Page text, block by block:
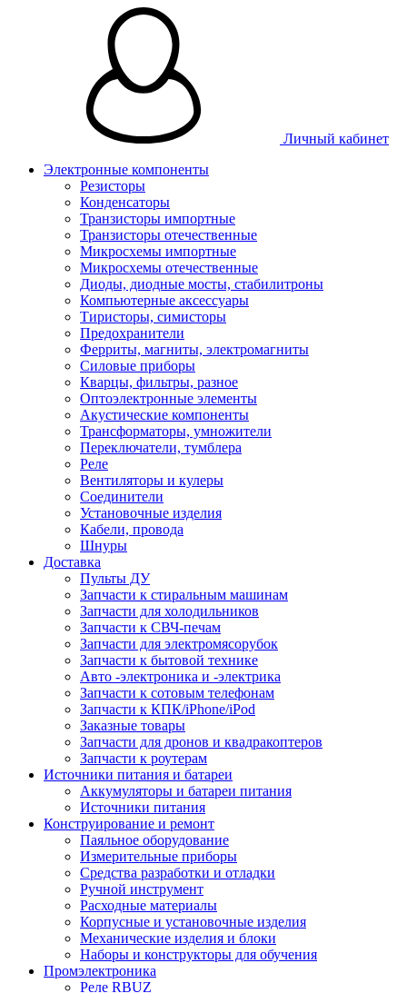
Личный кабинет
Электронные компоненты
Резисторы
Конденсаторы
Транзисторы импортные
Транзисторы отечественные
Микросхемы импортные
Микросхемы отечественные
Диоды, диодные мосты, стабилитроны
Компьютерные аксессуары
Тиристоры, симисторы
Предохранители
Ферриты, магниты, электромагниты
Силовые приборы
Кварцы, фильтры, разное
Оптоэлектронные элементы
Акустические компоненты
Трансформаторы, умножители
Переключатели, тумблера
Реле
Вентиляторы и кулеры
Соединители
Установочные изделия
Кабели, провода
Шнуры
Доставка
Пульты ДУ
Запчасти к стиральным машинам
Запчасти для холодильников
Запчасти к СВЧ-печам
Запчасти для электромясорубок
Запчасти к бытовой технике
Авто -электроника и -электрика
Запчасти к сотовым телефонам
Запчасти к КПК/iPhone/iPod
Заказные товары
Запчасти для дронов и квадракоптеров
Запчасти к роутерам
Источники питания и батареи
Аккумуляторы и батареи питания
Источники питания
Конструирование и ремонт
Паяльное оборудование
Измерительные приборы
Средства разработки и отладки
Ручной инструмент
Расходные материалы
Корпусные и установочные изделия
Механические изделия и блоки
Наборы и конструкторы для обучения
Промэлектроника
Реле RBUZ